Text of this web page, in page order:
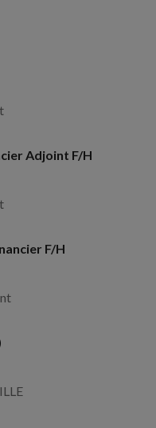
Adjoint F/H
F/H